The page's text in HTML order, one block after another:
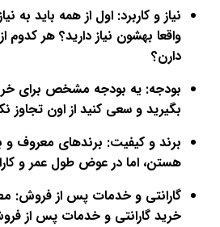
نیاز و کاربرد: اول از همه باید به
واقعا بهشون نیاز دارید؟ هر کدوم
دارن؟
بودجه: یه بودجه مشخص برای
بگیرید و سعی کنید از اون تجاوز
برند و کیفیت: برندهای معروف و
هستن، اما در عوض طول عمر و
گارانتی و خدمات پس از فروش:
خرید گارانتی و خدمات پس از